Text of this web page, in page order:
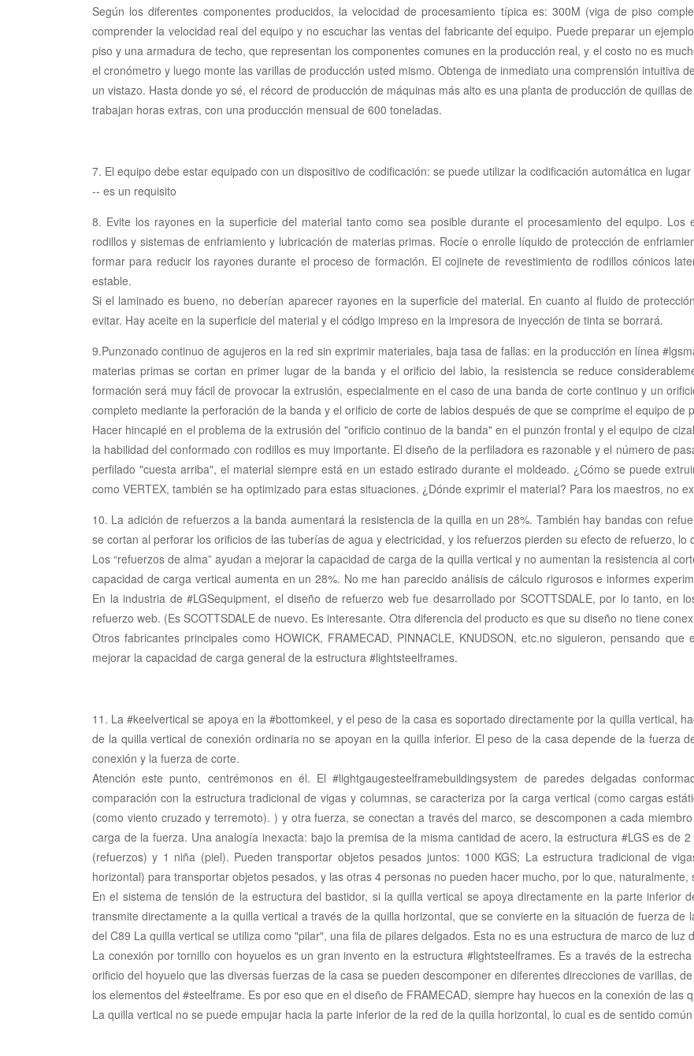
Según los diferentes componentes producidos, la velocidad de procesamiento típica es: 300M (viga de piso
comprender la velocidad real del equipo y no escuchar las ventas del fabricante del equipo. Puede preparar un
piso y una armadura de techo, que representan los componentes comunes en la producción real, y el costo no es
el cronómetro y luego monte las varillas de producción usted mismo. Obtenga de inmediato una comprensión intuitiva
un vistazo. Hasta donde yo sé, el récord de producción de máquinas más alto es una planta de producción de quillas
trabajan horas extras, con una producción mensual de 600 toneladas.
7. El equipo debe estar equipado con un dispositivo de codificación: se puede utilizar la codificación automática en
-- es un requisito
8. Evite los rayones en la superficie del material tanto como sea posible durante el procesamiento del equipo. Los
rodillos y sistemas de enfriamiento y lubricación de materias primas. Rocíe o enrolle líquido de protección de
formar para reducir los rayones durante el proceso de formación. El cojinete de revestimiento de rodillos cónicos
estable.
Si el laminado es bueno, no deberían aparecer rayones en la superficie del material. En cuanto al fluido de
evitar. Hay aceite en la superficie del material y el código impreso en la impresora de inyección de tinta se borrará.
9.Punzonado continuo de agujeros en la red sin exprimir materiales, baja tasa de fallas: en la producción en línea
materias primas se cortan en primer lugar de la banda y el orificio del labio, la resistencia se reduce
formación será muy fácil de provocar la extrusión, especialmente en el caso de una banda de corte continuo y un
completo mediante la perforación de la banda y el orificio de corte de labios después de que se comprime el equipo de
Hacer hincapié en el problema de la extrusión del "orificio continuo de la banda" en el punzón frontal y el equipo de
la habilidad del conformado con rodillos es muy importante. El diseño de la perfiladora es razonable y el número de
perfilado "cuesta arriba", el material siempre está en un estado estirado durante el moldeado. ¿Cómo se puede
como VERTEX, también se ha optimizado para estas situaciones. ¿Dónde exprimir el material? Para los maestros, no
10. La adición de refuerzos a la banda aumentará la resistencia de la quilla en un 28%. También hay bandas con
se cortan al perforar los orificios de las tuberías de agua y electricidad, y los refuerzos pierden su efecto de refuerzo,
Los “refuerzos de alma” ayudan a mejorar la capacidad de carga de la quilla vertical y no aumentan la resistencia al
capacidad de carga vertical aumenta en un 28%. No me han parecido análisis de cálculo rigurosos e informes
En la industria de #LGSequipment, el diseño de refuerzo web fue desarrollado por SCOTTSDALE, por lo tanto, en
refuerzo web. (Es SCOTTSDALE de nuevo. Es interesante. Otra diferencia del producto es que su diseño no tiene
Otros fabricantes principales como HOWICK, FRAMECAD, PINNACLE, KNUDSON, etc.no siguieron, pensando
mejorar la capacidad de carga general de la estructura #lightsteelframes.
11. La #keelvertical se apoya en la #bottomkeel, y el peso de la casa es soportado directamente por la quilla vertical,
de la quilla vertical de conexión ordinaria no se apoyan en la quilla inferior. El peso de la casa depende de la fuerza
conexión y la fuerza de corte.
Atención este punto, centrémonos en él. El #lightgaugesteelframebuildingsystem de paredes delgadas
comparación con la estructura tradicional de vigas y columnas, se caracteriza por la carga vertical (como cargas
(como viento cruzado y terremoto). ) y otra fuerza, se conectan a través del marco, se descomponen a cada
carga de la fuerza. Una analogía inexacta: bajo la premisa de la misma cantidad de acero, la estructura #LGS es de
(refuerzos) y 1 niña (piel). Pueden transportar objetos pesados ​​juntos: 1000 KGS; La estructura tradicional de
horizontal) para transportar objetos pesados, y las otras 4 personas no pueden hacer mucho, por lo que, naturalmente,
En el sistema de tensión de la estructura del bastidor, si la quilla vertical se apoya directamente en la parte inferior
transmite directamente a la quilla vertical a través de la quilla horizontal, que se convierte en la situación de fuerza
del C89 La quilla vertical se utiliza como "pilar", una fila de pilares delgados. Esta no es una estructura de marco de luz
La conexión por tornillo con hoyuelos es un gran invento en la estructura #lightsteelframes. Es a través de la
orificio del hoyuelo que las diversas fuerzas de la casa se pueden descomponer en diferentes direcciones de varillas,
los elementos del #steelframe. Es por eso que en el diseño de FRAMECAD, siempre hay huecos en la conexión de las
La quilla vertical no se puede empujar hacia la parte inferior de la red de la quilla horizontal, lo cual es de sentido